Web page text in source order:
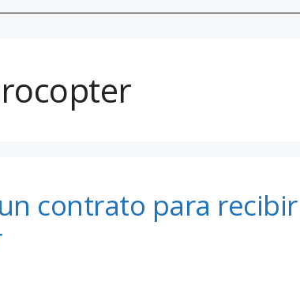
contrato para